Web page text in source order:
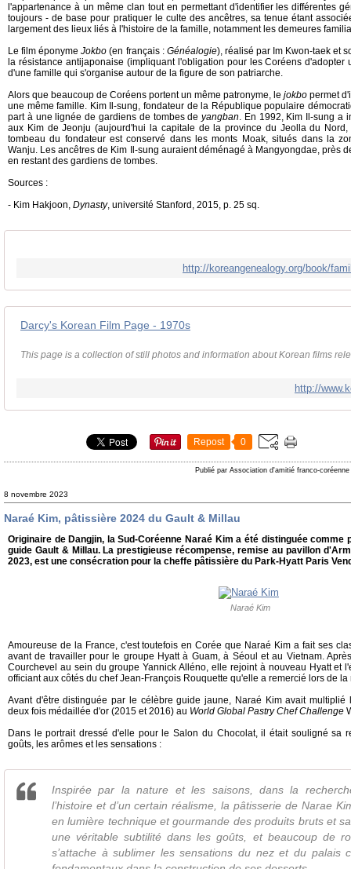
l'appartenance à un même clan tout en permettant d'identifier les différentes
toujours - de base pour pratiquer le culte des ancêtres, sa tenue étant
largement des lieux liés à l'histoire de la famille, notamment les demeures
Le film éponymeJokbo (en français : Généalogie), réalisé par Im Kwon-taek et
la résistance antijaponaise (impliquant l'obligation pour les Coréens d'adopter
d'une famille qui s'organise autour de la figure de son patriarche.
Alors que beaucoup de Coréens portent un même patronyme, le jokbo permet
une même famille. Kim Il-sung, fondateur de la République populaire
part à une lignée de gardiens de tombes deyangban. En 1992, Kim Il-sung a
aux Kim de Jeonju (aujourd'hui la capitale de la province du Jeolla du
tombeau du fondateur est conservé dans les monts Moak, situés dans la
Wanju. Les ancêtres de Kim Il-sung auraient déménagé à Mangyongdae, près
en restant des gardiens de tombes.
Sources :
- Kim Hakjoon, Dynasty, université Stanford, 2015, p. 25 sq.
http://koreangenealogy.org/book/
Darcy's Korean Film Page - 1970s
This page is a collection of still photos and information about Korean films
http://
Repost 0
Publié par Association d'amitié franco-coréenne
8 novembre 2023
Naraé Kim, pâtissière 2024 du Gault & Millau
Originaire de Dangjin, la Sud-Coréenne Naraé Kim a été distinguée comme
guide Gault & Millau. La prestigieuse récompense, remise au pavillon
2023, est une consécration pour la cheffe pâtissière du Park-Hyatt Paris
Naraé Kim
Amoureuse de la France, c'est toutefois en Corée que Naraé Kim a fait ses
avant de travailler pour le groupe Hyatt à Guam, à Séoul et au Vietnam.
Courchevel au sein du groupe Yannick Alléno, elle rejoint à nouveau Hyatt et
officiant aux côtés du chef Jean-François Rouquette qu'elle a remercié lors de
Avant d'être distinguée par le célèbre guide jaune, Naraé Kim avait multiplié
deux fois médaillée d'or (2015 et 2016) au World Global Pastry Chef Challenge
Dans le portrait dressé d'elle pour le Salon du Chocolat, il était souligné sa
goûts, les arômes et les sensations :
Inspirée par la nature et les saisons, dans la
l’histoire et d’un certain réalisme, la pâtisserie de Narae
en lumière technique et gourmande des produits bruts et
une véritable subtilité dans les goûts, et beaucoup de
s’attache à sublimer les sensations du nez et du palais